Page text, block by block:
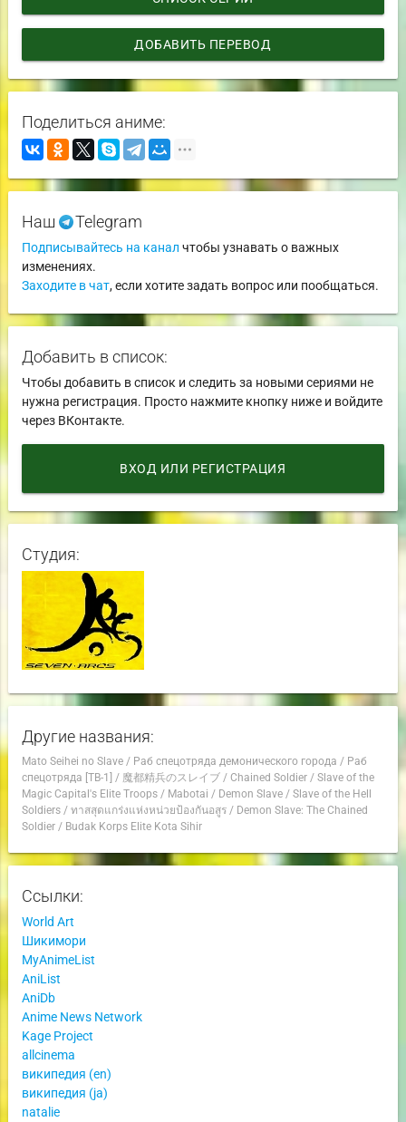
ДОБАВИТЬ ПЕРЕВОД
Поделиться аниме:
Наш Telegram
Подписывайтесь на канал чтобы узнавать о важных
изменениях.
Заходите в чат, если хотите задать вопрос или пообщаться.
Добавить в список:
Чтобы добавить в список и следить за новыми сериями не
нужна регистрация. Просто нажмите кнопку ниже и войдите
через ВКонтакте.
ВХОД ИЛИ РЕГИСТРАЦИЯ
Студия:
Другие названия:
Mato Seihei no Slave/ Раб спецотряда демонического города / Раб
спецотряда [ТВ-1] / 魔都精兵のスレイブ/ Chained Soldier/ Slave of the
Magic Capital's Elite Troops/ Mabotai / Demon Slave/ Slave of the Hell
Soldiers/ ทาสสุดแกร่งแห่งหน่วยป้องกันอสูร/ Demon Slave: The Chained
Soldier/ Budak Korps Elite Kota Sihir
Ссылки:
World Art
Шикимори
MyAnimeList
AniList
AniDb
Anime News Network
Kage Project
allcinema
википедия (en)
википедия (ja)
natalie